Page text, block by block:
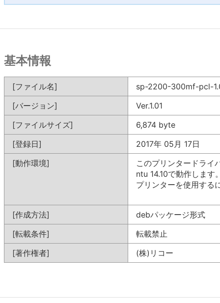
基本情報
[ファイル名]
sp-2200-300mf-pcl-
[バージョン]
Ver.1.01
[ファイルサイズ]
6,874 byte
[登録日]
2017年 05月 17日
[動作環境]
このプリンタードラ
ntu 14.10で動作します
プリンターを使用する
[作成方法]
debパッケージ形式
[転載条件]
転載禁止
[著作権者]
(株)リコー